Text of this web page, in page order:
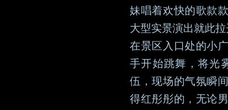
妹唱着欢快的歌款
大型实景演出就此
在景区入口处的小
手开始跳舞，将光
伍，现场的气氛瞬
得红彤彤的，无论